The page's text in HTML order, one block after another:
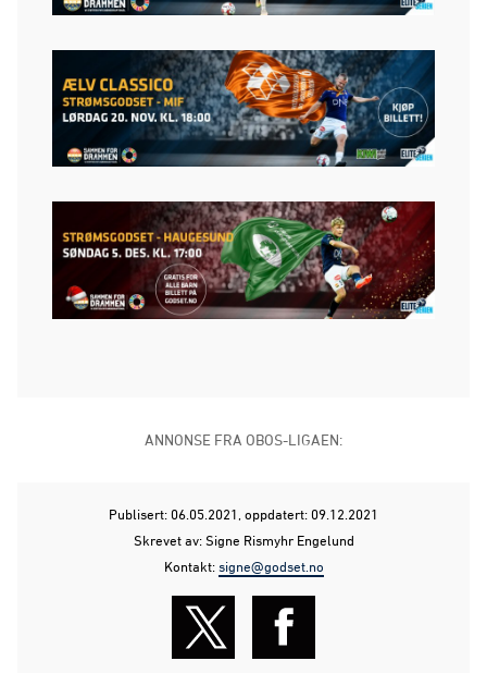
ANNONSE FRA OBOS-LIGAEN:
Publisert: 06.05.2021 , oppdatert: 09.12.2021
Skrevet av: Signe Rismyhr Engelund
Kontakt:signe@godset.no